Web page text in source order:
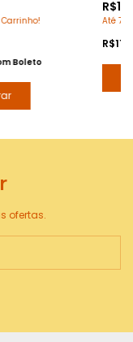
Mugler -
Extratos
1 Perfumes
Carrinho!
Boleto
Até
ofertas.